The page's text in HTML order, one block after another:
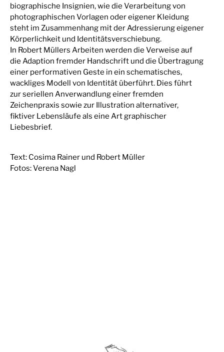
biographische Insignien, wie die Verarbeitung von
photographischen Vorlagen oder eigener Kleidung
steht im Zusammenhang mit der Adressierung eigener
Körperlichkeit und Identitätsverschiebung.
In Robert Müllers Arbeiten werden die Verweise auf
die Adaption fremder Handschrift und die Übertragung
einer performativen Geste in ein schematisches,
wackliges Modell von Identität überführt. Dies führt
zur seriellen Anverwandlung einer fremden
Zeichenpraxis sowie zur Illustration alternativer,
fiktiver Lebensläufe als eine Art graphischer
Liebesbrief.
Text: Cosima Rainer und Robert Müller
Fotos: Verena Nagl